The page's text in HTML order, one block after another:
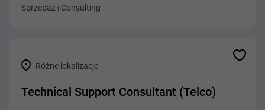
Sprzedaż i Consulting
Różne lokalizacje
Technical Support Consultant (Telco)